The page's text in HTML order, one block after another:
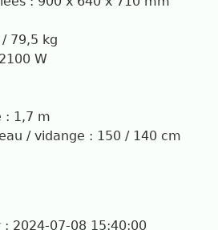
79,5 kg
W
: 1,7 m
/ vidange : 150 / 140 cm
: 2024-07-08 15:40:00